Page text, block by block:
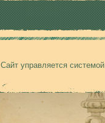
Сайт управляется системой